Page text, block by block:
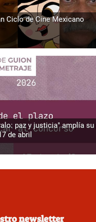
Ciclo de Cine Mexicano
paz y justicia" amplía
de abril
newsletter